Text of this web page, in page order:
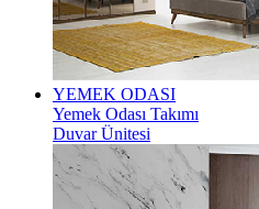
YEMEK ODASI
Yemek Odası Takımı
Duvar Ünitesi